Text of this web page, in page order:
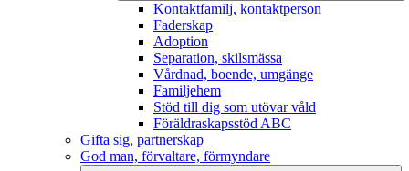
Kontaktfamilj, kontaktperson
Faderskap
Adoption
Separation, skilsmässa
Vårdnad, boende, umgänge
Familjehem
Stöd till dig som utövar våld
Föräldraskapsstöd ABC
Gifta sig, partnerskap
God man, förvaltare, förmyndare